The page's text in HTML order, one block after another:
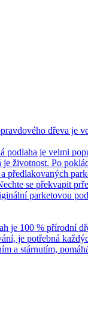
dřeva je
podlaha je velmi
životnost. Po
se překvapit
parketovou
je 100 % přírodní
je potřebná
a stárnutím,